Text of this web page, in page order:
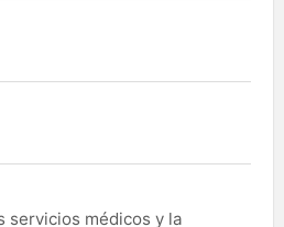
servicios médicos y la